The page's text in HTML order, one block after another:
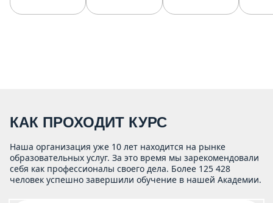
КАК ПРОХОДИТ КУРС
Наша организация уже 10 лет находится на рынке
образовательных услуг. За это время мы зарекомендовали
себя как профессионалы своего дела. Более 125 428
человек успешно завершили обучение в нашей Академии.